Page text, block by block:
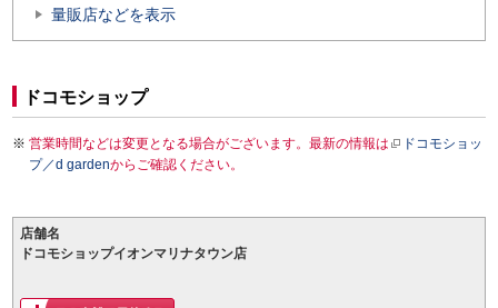
量販店などを表示
ドコモショップ
営業時間などは変更となる場合がございます。最新の情報は
ドコモショッ
プ／d gardenからご確認ください。
店舗名
ドコモショップイオンマリナタウン店